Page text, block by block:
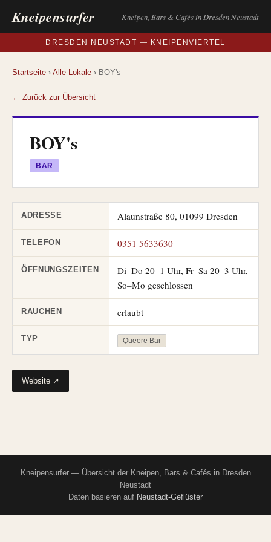
Kneipensurfer Kneipen, Bars & Cafés in Dresden Neustadt
DRESDEN NEUSTADT — KNEIPENVIERTEL
Startseite › Alle Lokale › BOY's
← Zurück zur Übersicht
BOY's
BAR
ADRESSE Alaunstraße 80, 01099 Dresden
TELEFON 0351 5633630
ÖFFNUNGSZEITEN
Di–Do 20–1 Uhr, Fr–Sa 20–3 Uhr,
So–Mo geschlossen
RAUCHEN erlaubt
TYP Queere Bar
Website ↗
Kneipensurfer — Übersicht der Kneipen, Bars & Cafés in Dresden
Neustadt
Daten basieren auf Neustadt-Geflüster